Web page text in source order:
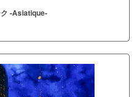
‐Asiatique‐